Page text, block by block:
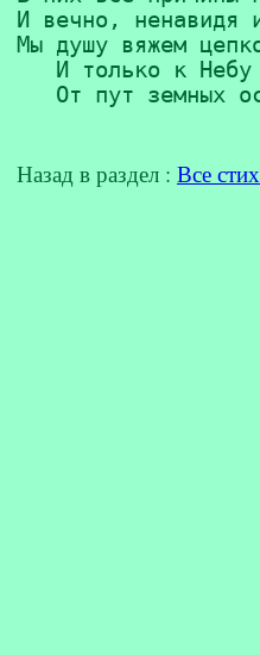
И вечно,
Мы душу вяжем
И только к
От пут земных
Назад в раздел : Все